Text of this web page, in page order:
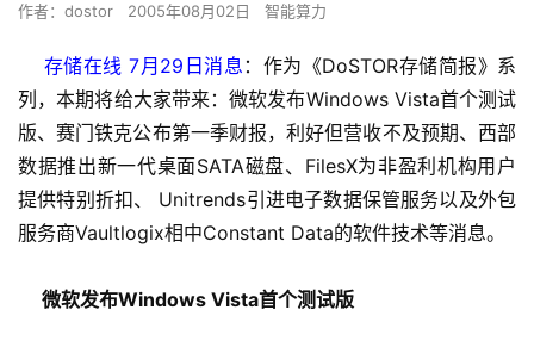
作者： dostor 2005年08月02日 智能算力
存储在线 7月29日消息 ：作为《DoSTOR存储简报》系
列，本期将给大家带来：微软发布Windows Vista首个测试
版、赛门铁克公布第一季财报，利好但营收不及预期、西部
数据推出新一代桌面SATA磁盘、FilesX为非盈利机构用户
提供特别折扣、 Unitrends引进电子数据保管服务以及外包
服务商Vaultlogix相中Constant Data的软件技术等消息。
微软发布Windows Vista首个测试版